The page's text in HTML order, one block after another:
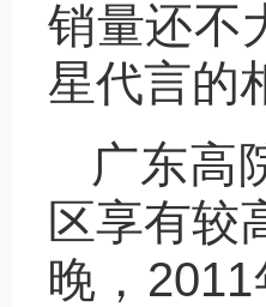
销量还不
星代言的
广东高
区享有较
晚，